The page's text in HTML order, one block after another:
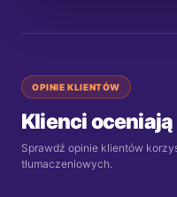
OPINIE KLIENTÓW
Klienci oceniają
Sprawdź opinie klientów
tłumaczeniowych.